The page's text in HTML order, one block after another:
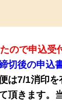
ので申込受
切後の申込
便は7/1消印
頂きます。